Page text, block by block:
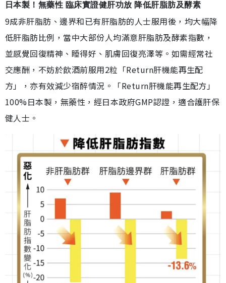
日本製！無藥性 臨床實證健肝功放 降低肝脂肪及酵素
9成非肝脂肪、邊界和已有肝脂肪的人士服用後，均大幅降
低肝脂肪比例，當中大部份人均滿意肝脂肪及酵素指數，
並感覺回復精神、睡得好、肌膚回復亮澤等。如需經常社
交應酬，不妨於飲酒前服用2粒「Return肝機能再生配
方」，亦有效減少宿醉情況。「Return肝機能再生配方」
100%日本製，無藥性，經日本政府GMP認證，適合護肝保
健人士。